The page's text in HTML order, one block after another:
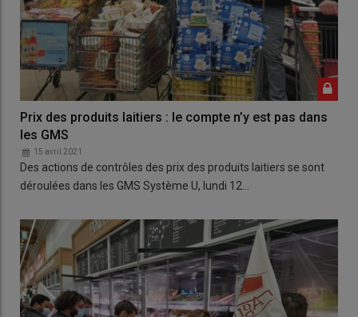
Prix des produits laitiers : le compte n’y est pas dans
les GMS
15 avril 2021
Des actions de contrôles des prix des produits laitiers se sont
déroulées dans les GMS Système U, lundi 12…